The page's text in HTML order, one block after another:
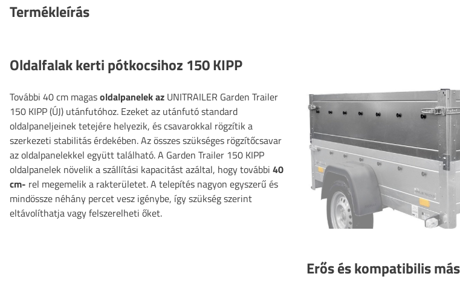
Termékleírás
Oldalfalak kerti pótkocsihoz 150 KIPP
További 40 cm magasoldalpanelek az UNITRAILER Garden Trailer
150 KIPP (ÚJ) utánfutóhoz. Ezeket az utánfutó standard
oldalpaneljeinek tetejére helyezik, és csavarokkal rögzítik a
szerkezeti stabilitás érdekében. Az összes szükséges rögzítőcsavar
az oldalpanelekkel együtt található. A Garden Trailer 150 KIPP
oldalpanelek növelik a szállítási kapacitást azáltal, hogy további 40
cm- rel megemelik a rakterületet. A telepítés nagyon egyszerű és
mindössze néhány percet vesz igénybe, így szükség szerint
eltávolíthatja vagy felszerelheti őket.
Erős és kompatibilis